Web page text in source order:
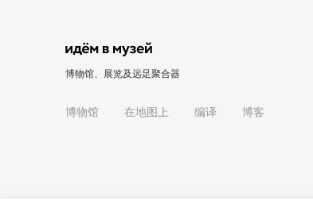
博物馆、展览及远足聚合器
博物馆 在地图上 编译 博客